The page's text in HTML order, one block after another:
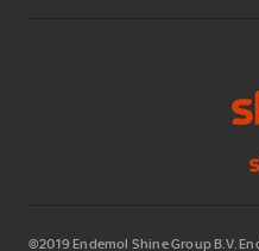
©2019 Endemol Shine Group B.V.